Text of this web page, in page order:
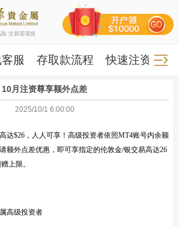
交易需谨慎
服 存取款流程 快速注资 快
10月注资尊享额外点差
2025/10/1 6:00:00
达$26 ，人人可享！高级投资者依照MT4账号内余额
额外点差优惠，即可享指定的伦敦金/银交易高达26
上限。
高级投资者